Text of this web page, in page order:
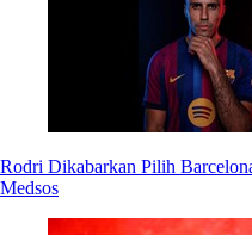
Rodri Dikabarkan Pilih
Medsos